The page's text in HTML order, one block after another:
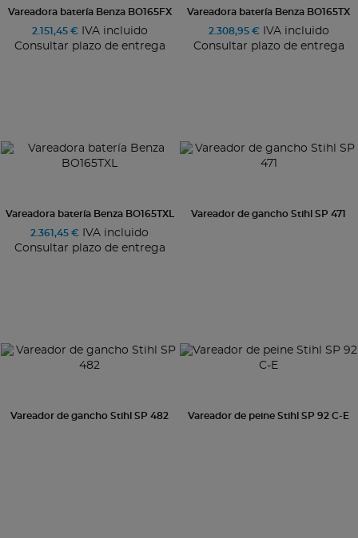
Vareadora batería Benza BO165FX
2.151,45 €
IVA incluido
Consultar plazo de entrega
Vareadora batería Benza BO165TX
2.308,95 €
IVA incluido
Consultar plazo de entrega
Vareadora batería Benza BO165TXL
2.361,45 €
IVA incluido
Consultar plazo de entrega
Vareador de gancho Stihl SP 471
Vareador de gancho Stihl SP 482 Vareador de peine Stihl SP 92 C-E